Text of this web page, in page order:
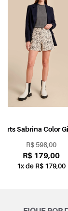
Shorts Candy
R$ 598,00
R$
1x de R$